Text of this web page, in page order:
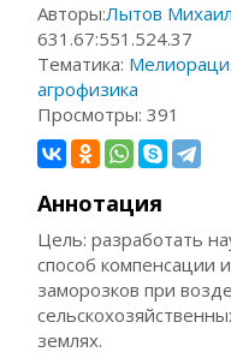
Авторы:Лытов
631.67:551.524.37
Тематика:
агрофизика
Просмотры:391
Аннотация
Цель: разработать
способ компенсации
заморозков при
землях.